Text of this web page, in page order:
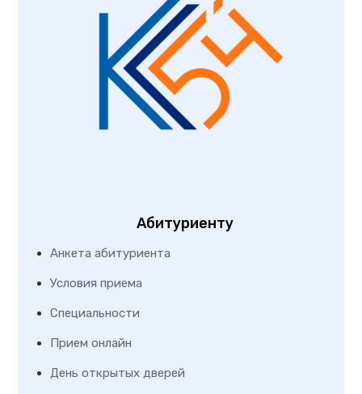
Абитуриенту
Анкета абитуриента
Условия приема
Специальности
Прием онлайн
День открытых дверей